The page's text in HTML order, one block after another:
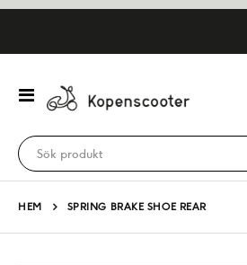
Växla
Nav
HEM SPRING BRAKE SHOE REAR